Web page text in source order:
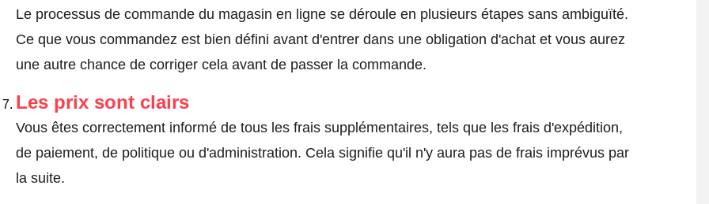
Le processus de commande du magasin en ligne se déroule en plusieurs étapes sans ambiguïté.
Ce que vous commandez est bien défini avant d'entrer dans une obligation d'achat et vous aurez
une autre chance de corriger cela avant de passer la commande.
Les prix sont clairs
Vous êtes correctement informé de tous les frais supplémentaires, tels que les frais d'expédition,
de paiement, de politique ou d'administration. Cela signifie qu'il n'y aura pas de frais imprévus par
la suite.